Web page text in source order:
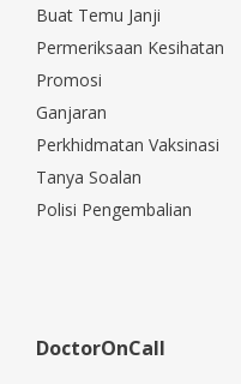
Buat Temu Janji
Permeriksaan Kesihatan
Promosi
Ganjaran
Perkhidmatan Vaksinasi
Tanya Soalan
Polisi Pengembalian
DoctorOnCall